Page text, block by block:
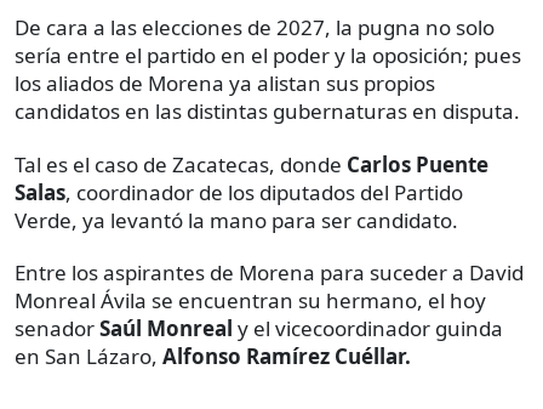
De cara a las elecciones de 2027, la pugna no solo
sería entre el partido en el poder y la oposición; pues
los aliados de Morena ya alistan sus propios
candidatos en las distintas gubernaturas en disputa.
Tal es el caso de Zacatecas, donde Carlos Puente
Salas, coordinador de los diputados del Partido
Verde, ya levantó la mano para ser candidato.
Entre los aspirantes de Morena para suceder a David
Monreal Ávila se encuentran su hermano, el hoy
senadorSaúl Monreal y el vicecoordinador guinda
en San Lázaro, Alfonso Ramírez Cuéllar.